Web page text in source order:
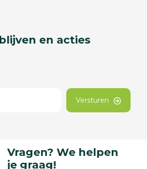
en acties
Versturen
Vragen? We helpen
je graag!